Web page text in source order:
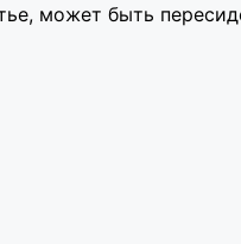
может быть